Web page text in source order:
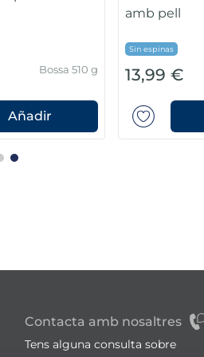
5,99 € Pack 180 g
Añadir
Contacta amb nosaltres
Tens alguna consulta sobre